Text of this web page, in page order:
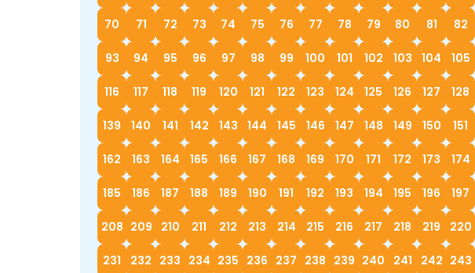
70 71 72 73 74 75 76 77 78 79 80 81 82
93 94 95 96 97 98 99 100 101 102 103 104 105
116 117 118 119 120 121 122 123 124 125 126 127 128
139 140 141 142 143 144 145 146 147 148 149 150 151
162 163 164 165 166 167 168 169 170 171 172 173 174
185 186 187 188 189 190 191 192 193 194 195 196 197
208 209 210 211 212 213 214 215 216 217 218 219 220
231 232 233 234 235 236 237 238 239 240 241 242 243